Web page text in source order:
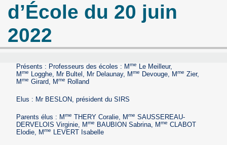
d’École du 20 juin
2022
Présents : Professeurs des écoles : Mme Le Meilleur,
Mme Logghe, Mr Bultel, Mr Delaunay, Mme Devouge, Mme Zier,
Mme Girard, Mme Rolland
Elus : Mr BESLON, président du SIRS
Parents élus : Mme THERY Coralie, Mme SAUSSEREAU-
DERVELOIS Virginie, Mme BAUBION Sabrina, Mme CLABOT
Elodie, Mme LEVERT Isabelle